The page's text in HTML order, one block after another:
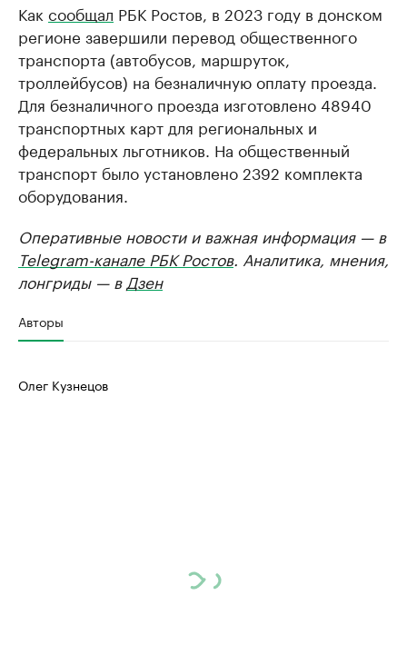
Как сообщал РБК Ростов, в 2023 году в донском
регионе завершили перевод общественного
транспорта (автобусов, маршруток,
троллейбусов) на безналичную оплату проезда.
Для безналичного проезда изготовлено 48940
транспортных карт для региональных и
федеральных льготников. На общественный
транспорт было установлено 2392 комплекта
оборудования.
Оперативные новости и важная информация — в
Telegram-канале РБК Ростов. Аналитика, мнения,
лонгриды — в Дзен
Авторы
Олег Кузнецов